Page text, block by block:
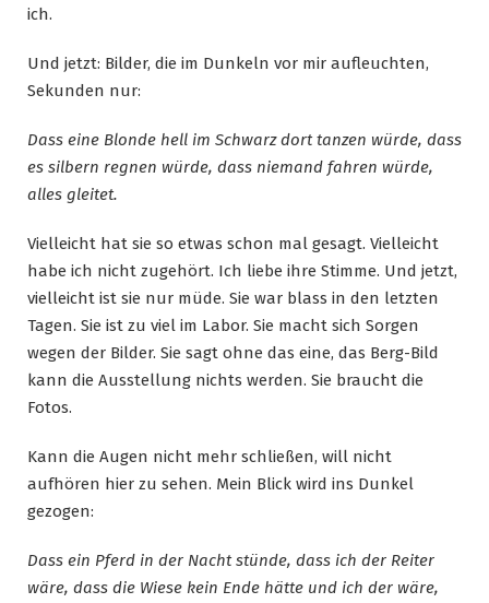
ich.
Und jetzt: Bilder, die im Dunkeln vor mir aufleuchten,
Sekunden nur:
Dass eine Blonde hell im Schwarz dort tanzen würde, dass
es silbern regnen würde, dass niemand fahren würde,
alles gleitet.
Vielleicht hat sie so etwas schon mal gesagt. Vielleicht
habe ich nicht zugehört. Ich liebe ihre Stimme. Und jetzt,
vielleicht ist sie nur müde. Sie war blass in den letzten
Tagen. Sie ist zu viel im Labor. Sie macht sich Sorgen
wegen der Bilder. Sie sagt ohne das eine, das Berg-Bild
kann die Ausstellung nichts werden. Sie braucht die
Fotos.
Kann die Augen nicht mehr schließen, will nicht
aufhören hier zu sehen. Mein Blick wird ins Dunkel
gezogen:
Dass ein Pferd in der Nacht stünde, dass ich der Reiter
wäre, dass die Wiese kein Ende hätte und ich der wäre,